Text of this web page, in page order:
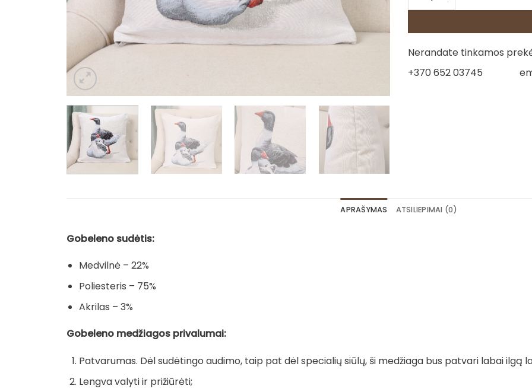
Nerandate tinkamos
+370 652 03745
APRAŠYMAS ATSILIEPIMAI (0)
Gobeleno sudėtis:
Medvilnė – 22%
Poliesteris – 75%
Akrilas – 3%
Gobeleno medžiagos privalumai:
Patvarumas. Dėl sudėtingo audimo, taip pat dėl specialių siūlų, ši medžiaga bus patvari labai ilgą
Lengva valyti ir prižiūrėti;